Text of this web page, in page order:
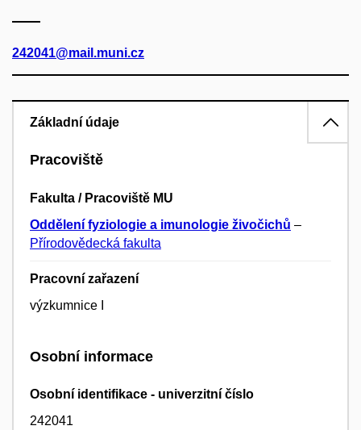
242041@mail.muni.cz
Základní údaje
Pracoviště
Fakulta / Pracoviště MU
Oddělení fyziologie a imunologie živočichů –
Přírodovědecká fakulta
Pracovní zařazení
výzkumnice I
Osobní informace
Osobní identifikace - univerzitní číslo
242041